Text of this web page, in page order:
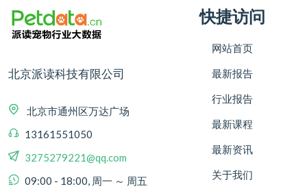
北京派读科技有限公司
北京市通州区万达广场
13161551050
3275279221@qq.com
09:00 - 18:00, 周一 ～ 周五
快捷访问
网站首页
最新报告
行业报告
最新课程
最新资讯
关于我们